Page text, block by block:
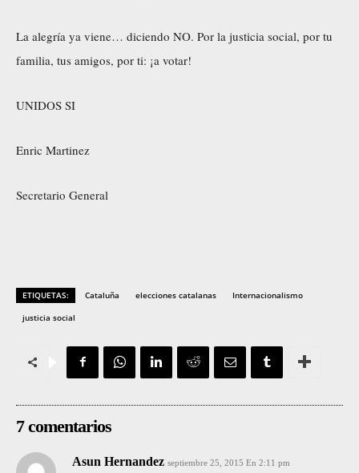
La alegría ya viene… diciendo NO. Por la justicia social, por tu
familia, tus amigos, por ti: ¡a votar!
UNIDOS SI
Enric Martinez
Secretario General
ETIQUETAS: Cataluña elecciones catalanas
Internacionalismo
justicia social
7 comentarios
Asun Hernandez septiembre 25, 2015 En 2:11 pm